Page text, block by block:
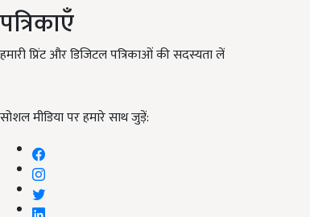
पत्रिकाएँ
हमारी प्रिंट और डिजिटल पत्रिकाओं की सदस्यता लें
सोशल मीडिया पर हमारे साथ जुड़ें: